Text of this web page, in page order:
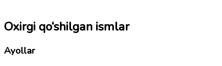
Oxirgi qo‘shilgan ismlar
Ayollar